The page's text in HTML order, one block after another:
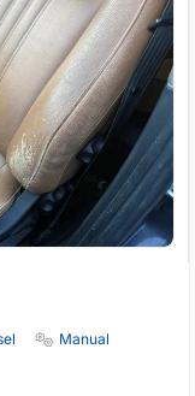
Manual